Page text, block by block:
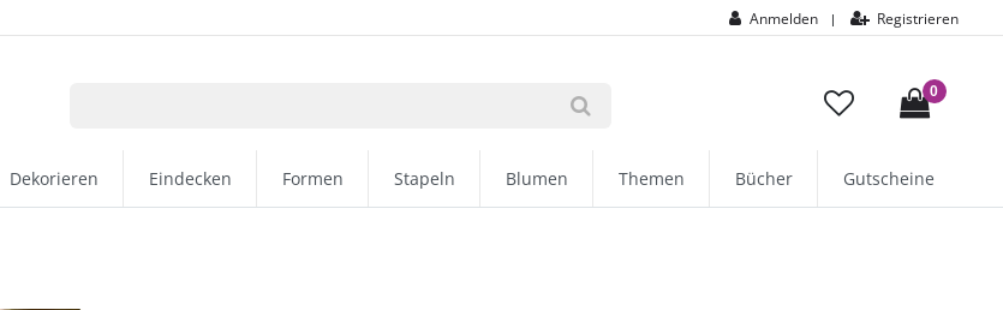
Anmelden | Registrieren
0
Dekorieren Eindecken Formen Stapeln Blumen Themen Bücher Gutscheine